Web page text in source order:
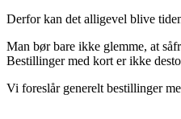
Derfor kan det alligevel blive
Man bør bare ikke glemme, at
Bestillinger med kort er ikke
Vi foreslår generelt bestillinger